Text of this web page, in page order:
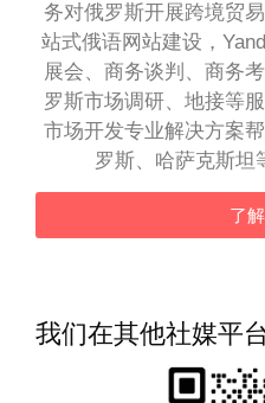
务对俄罗斯开展跨境贸
站式俄语网站建设，
展会、商务谈判、商务
罗斯市场调研、地接等
市场开发专业解决方案
罗斯、哈萨克斯坦
了
我们在其他社媒平